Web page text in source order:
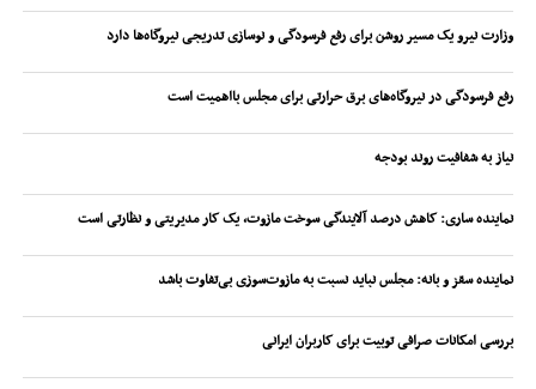
وزارت نیرو یک مسیر روشن برای رفع فرسودگی و نوسازی تدریجی نیروگاه‌ها دارد
رفع فرسودگی در نیروگاه‌های برق حرارتی برای مجلس بااهمیت است
نیاز به شفافیت روند بودجه
نماینده ساری: کاهش درصد آلایندگی سوخت مازوت، یک کار مدیریتی و نظارتی است
نماینده سقز و بانه: مجلس نباید نسبت به مازوت‌سوزی بی‌تفاوت باشد
بررسی امکانات صرافی توبیت برای کاربران ایرانی